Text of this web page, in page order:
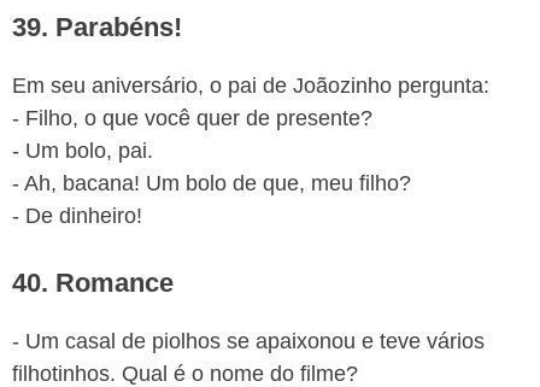
39. Parabéns!
Em seu aniversário, o pai de Joãozinho pergunta:
- Filho, o que você quer de presente?
- Um bolo, pai.
- Ah, bacana! Um bolo de que, meu filho?
- De dinheiro!
40. Romance
- Um casal de piolhos se apaixonou e teve vários
filhotinhos. Qual é o nome do filme?